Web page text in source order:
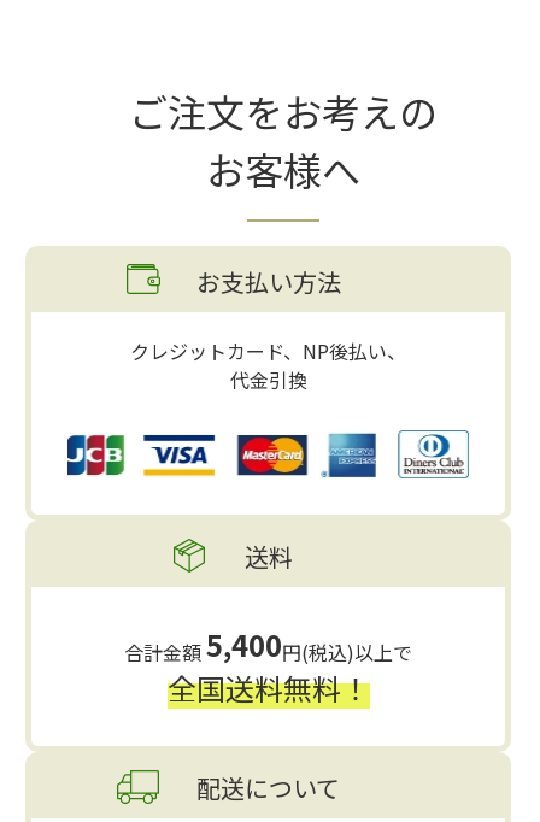
ご注文をお考えの
お客様へ
お支払い方法
クレジットカード、NP後払い、
代金引換
送料
合計金額5,400円(税込)以上で
全国送料無料！
配送について